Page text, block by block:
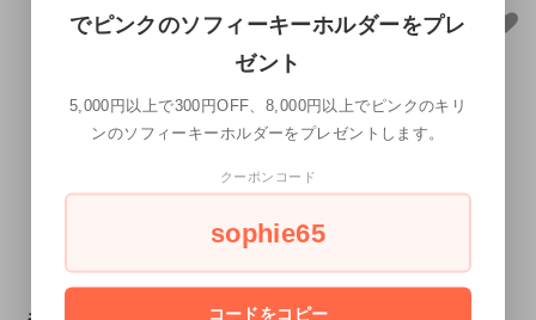
でピンクのソフィーキーホルダーをプレ
ゼント
5,000円以上で300円OFF、8,000円以上でピンクのキリ
ンのソフィーキーホルダーをプレゼントします。
クーポンコード
sophie65
コードをコピー